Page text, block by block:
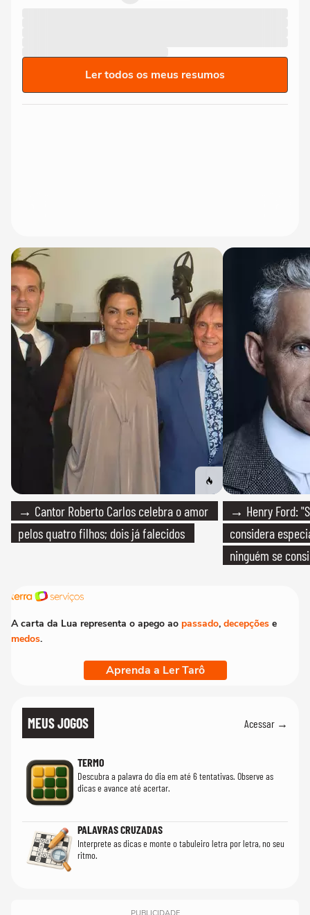
Ler todos os meus resumos
→ Cantor Roberto Carlos celebra o amor
pelos quatro filhos; dois já falecidos
→ Henry Ford:
considera
ninguém se
A carta da Lua representa o apego ao passado, decepções e
medos.
Aprenda a Ler Tarô
MEUS JOGOS Acessar →
TERMO
Descubra a palavra do dia em até 6 tentativas. Observe as
dicas e avance até acertar.
PALAVRAS CRUZADAS
Interprete as dicas e monte o tabuleiro letra por letra, no seu
ritmo.